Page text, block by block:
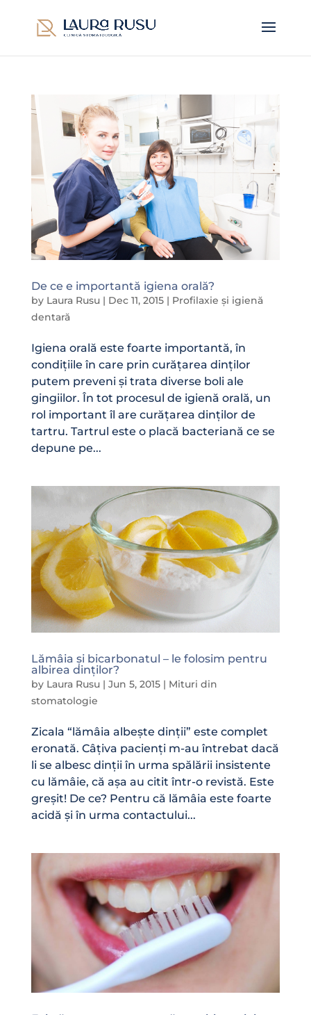
De ce e importantă igiena orală?
by Laura Rusu| Dec 11, 2015| Profilaxie și igienă
dentară
Igiena orală este foarte importantă, în
condițiile în care prin curățarea dinților
putem preveni și trata diverse boli ale
gingiilor. În tot procesul de igienă orală, un
rol important îl are curățarea dinților de
tartru. Tartrul este o placă bacteriană ce se
depune pe...
Lămâia și bicarbonatul – le folosim pentru
albirea dinților?
by Laura Rusu| Jun 5, 2015| Mituri din
stomatologie
Zicala “lămâia albește dinții” este complet
eronată. Câțiva pacienți m-au întrebat dacă
li se albesc dinții în urma spălării insistente
cu lămâie, că așa au citit într-o revistă. Este
greșit! De ce? Pentru că lămâia este foarte
acidă și în urma contactului...